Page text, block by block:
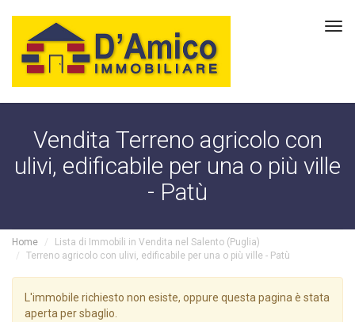
Vendita Terreno agricolo con
ulivi, edificabile per una o più ville
- Patù
Home
Lista di Immobili in Vendita nel Salento (Puglia)
Terreno agricolo con ulivi, edificabile per una o più ville - Patù
L'immobile richiesto non esiste, oppure questa pagina è stata
aperta per sbaglio.